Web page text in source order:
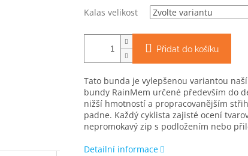
Kalas velikost
Přidat do košíku
Tato bunda je vylepšenou variantou
bundy RainMem určené především do
nižší hmotností a propracovanějším
padne. Každý cyklista zajisté ocení
nepromokavý zip s podložením nebo
Detailní informace